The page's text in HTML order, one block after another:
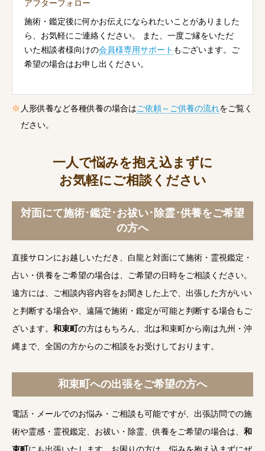
アフターフォロー
施術・鑑定後に何かお伝えになられたいことがありました
ら、お気軽にご連絡ください。 また、一度ご縁をいただ
いた相談者様向けの会員様専用サポート もございます。ご
希望の場合はお申し出ください。
人形供養など各種供養の場合は ご依頼～ご供養の流れをご覧く
ださい。
一人で悩みを抱え込まずに
お気軽にご相談ください
対面にて施術･鑑定･お祓い･除霊･供養をご希望
の方へ
直接サロンにお越しいただき、白龍と対面にて施術・霊視鑑定・
占い・供養をご希望の場合は、ご希望の日時をご相談ください。
遠方には、ご相談内容内容をお聞きした上で、出張した方がいい
と判断する場合や、遠隔で施術・鑑定が可能と判断する場合もご
ざいます。 和束町の方はもちろん、北は和束町から南は九州・沖
縄まで、全国の方からのご相談をお受けしております。
和束町への出張をご希望の方へ
電話・メールでのお悩み・ご相談も可能ですが、出張訪問での施
術や霊感・霊視鑑定、お祓い・除霊、供養をご希望の場合は、 和